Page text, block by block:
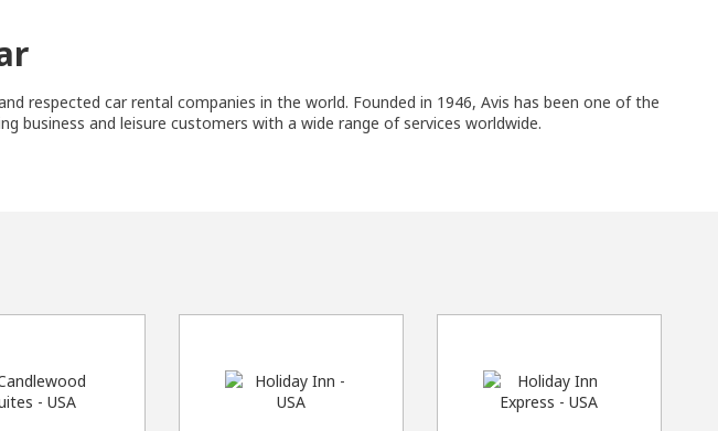
respected car rental companies in the world. Founded in 1946, Avis has been one of the
business and leisure customers with a wide range of services worldwide.